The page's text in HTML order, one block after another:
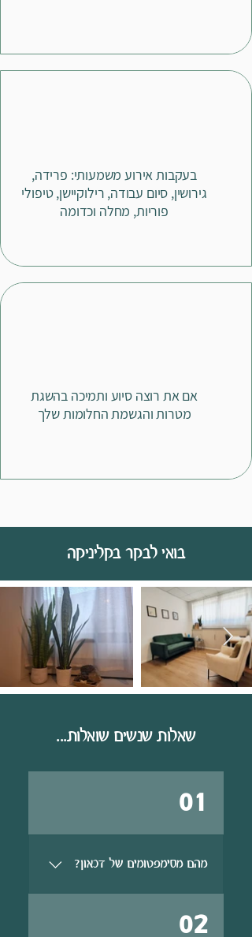
בעקבות אירוע משמעותי: פרידה,
גירושין, סיום עבודה, רילוקיישן, טיפולי
פוריות, מחלה וכדומה
אם את רוצה סיוע ותמיכה בהשגת
מטרות והגשמת החלומות שלך
בואי לבקר בקליניקה
שאלות שנשים שואלות...
01
מהם מסימפטומים של דכאון?
עונג חוסר תיאבון או תיאבון מוגבר
02